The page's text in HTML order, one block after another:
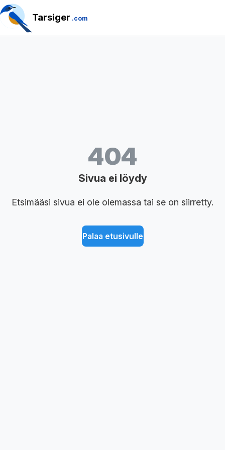
Tarsiger .com
404
Sivua ei löydy
Etsimääsi sivua ei ole olemassa tai se on siirretty.
Palaa etusivulle